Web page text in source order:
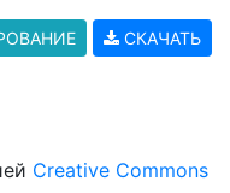
СКАЧАТЬ
Creative Commons